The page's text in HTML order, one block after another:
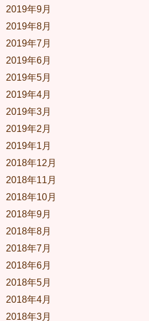
2019年9月
2019年8月
2019年7月
2019年6月
2019年5月
2019年4月
2019年3月
2019年2月
2019年1月
2018年12月
2018年11月
2018年10月
2018年9月
2018年8月
2018年7月
2018年6月
2018年5月
2018年4月
2018年3月